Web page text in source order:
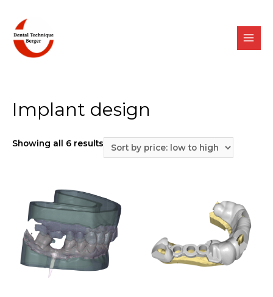
Implant design
Showing all 6 results